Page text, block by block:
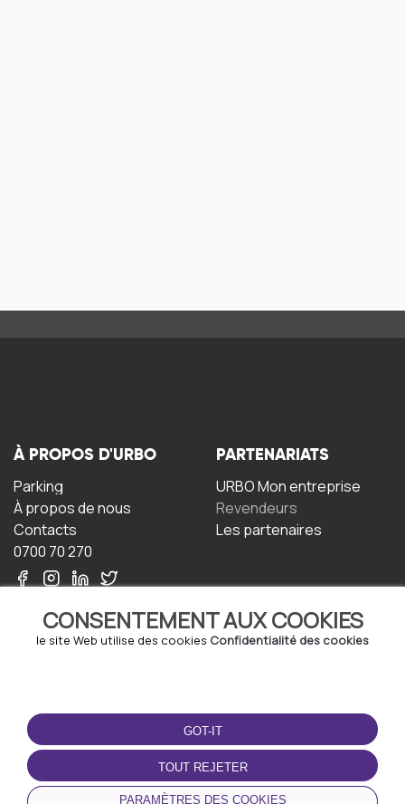
CONSENTEMENT AUX COOKIES
le site Web utilise des cookies Confidentialité des cookies
GOT-IT
TOUT REJETER
PARAMÈTRES DES COOKIES
À PROPOS D'URBO
Parking
À propos de nous
Contacts
0700 70 270
PARTENARIATS
URBO Mon entreprise
Revendeurs
Les partenaires
TERMS-OF-USE
Termes et conditions
Politique de confidentialité
Politique relative aux
cookies
TÉLÉCHARGEZ
L'APPLICATION